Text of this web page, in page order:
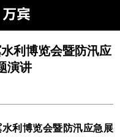
利博览会暨防汛应
演讲
水利博览会暨防汛应急展